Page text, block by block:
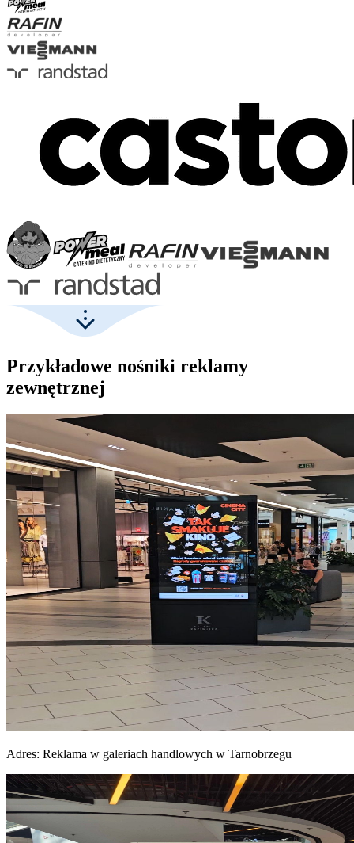
Przykładowe nośniki reklamy
zewnętrznej
Adres: Reklama w galeriach handlowych w Tarnobrzegu